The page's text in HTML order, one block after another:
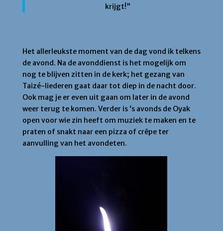
krijgt!”
Het allerleukste moment van de dag vond ik telkens
de avond. Na de avonddienst is het mogelijk om
nog te blijven zitten in de kerk; het gezang van
Taizé-liederen gaat daar tot diep in de nacht door.
Ook mag je er even uit gaan om later in de avond
weer terug te komen. Verder is ‘s avonds de Oyak
open voor wie zin heeft om muziek te maken en te
praten of snakt naar een pizza of crêpe ter
aanvulling van het avondeten.